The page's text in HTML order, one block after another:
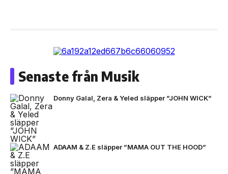
Senaste från Musik
Donny Galal, Zera & Yeled släpper ”JOHN WICK”
ADAAM & Z.E släpper ”MAMA OUT THE HOOD”